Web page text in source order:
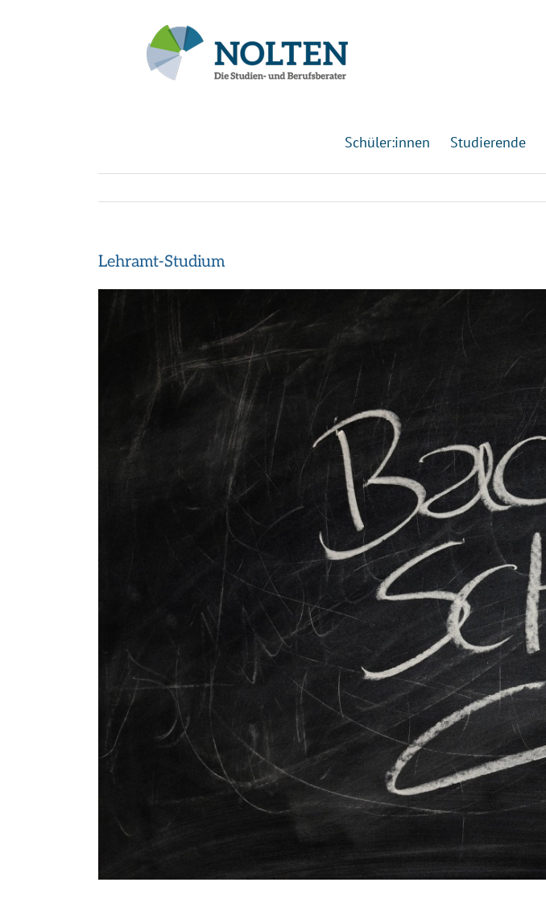
Schüler:innen Studierende
Lehramt-Studium